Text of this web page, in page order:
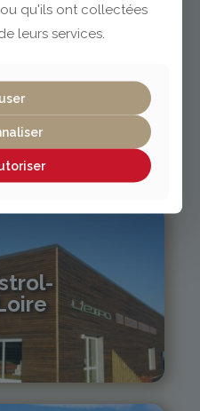
97 56 39
sa.fr
sa.fr
qu'ils ont collectées
leurs services.